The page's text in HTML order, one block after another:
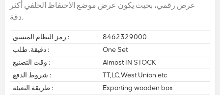
عرض رقمي، بحيث يكون عرض موضع الاحتفاظ الخلفي أكثر
دقة.
رمز النظام المنسق :
8462329000
دقيقة. طلب :
One Set
وقت التصنيع :
Almost IN STOCK
شروط الدفع :
TT,LC,West Union etc
طريقة التعبئة :
Exporting wooden box